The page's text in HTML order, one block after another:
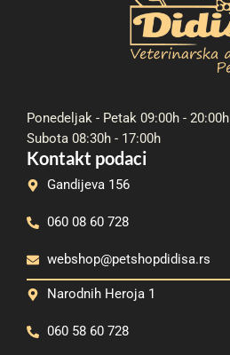
Ponedeljak - Petak 09:00h - 20:00h
Subota 08:30h - 17:00h
Kontakt podaci
Gandijeva 156
060 08 60 728
webshop@petshopdidisa.rs
Narodnih Heroja 1
060 58 60 728